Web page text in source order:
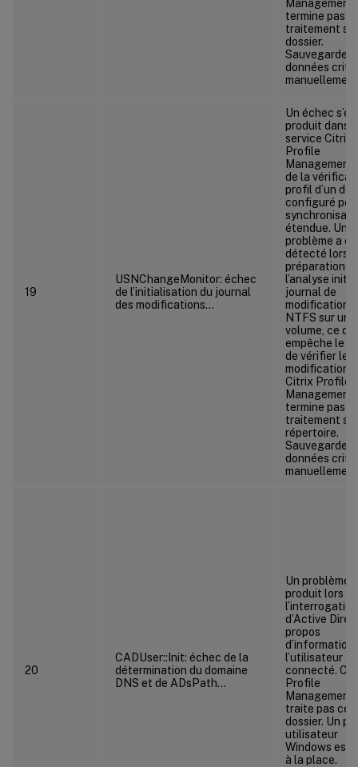
Management
termine pas le
traitement
dossier.
Sauvegardez
données
19
USNChangeMonitor: échec
de l’initialisation du journal
des modifications…
Un échec
produit dans
service Citrix
Profile
Management
de la
profil d’un
configuré
étendue. Un
problème a
détecté lors
préparation
l’analyse
journal de
modifications
NTFS sur un
volume, ce qui
empêche le
de vérifier les
modifications.
Citrix Profile
Management
termine pas le
traitement
répertoire.
Sauvegardez
données
20
CADUser::Init: échec de la
détermination du domaine
DNS et de ADsPath…
Un problème
produit lors de
l’interrogation
d’Active
propos
l’utilisateur
connecté.
Profile
Management
traite pas ce
dossier. Un
utilisateur
Windows est
à la place.